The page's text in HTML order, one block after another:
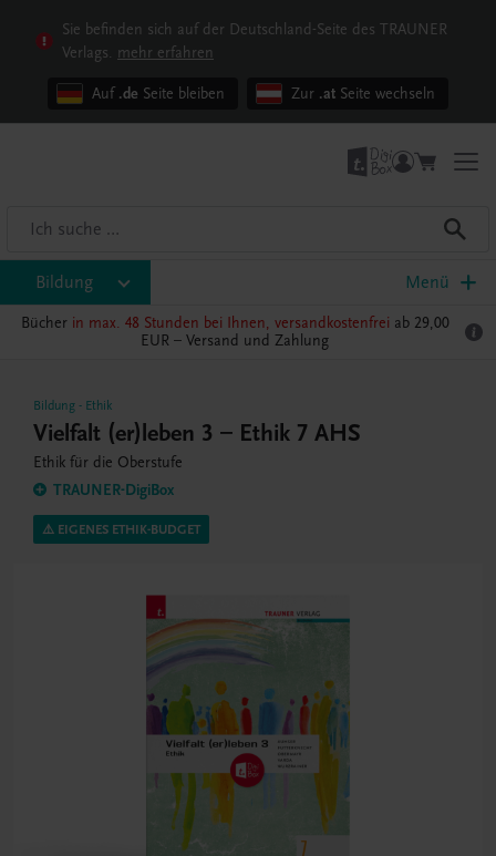
Sie befinden sich auf der Deutschland-Seite des TRAUNER
Verlags. mehr erfahren
Auf .de Seite bleiben Zur .at Seite wechseln
Bildung Menü
Bücher in max. 48 Stunden bei Ihnen, versandkostenfrei ab 29,00
EUR – Versand und Zahlung
Bildung - Ethik
Vielfalt (er)leben 3 – Ethik 7 AHS
Ethik für die Oberstufe
TRAUNER-DigiBox
⚠️ EIGENES ETHIK-BUDGET